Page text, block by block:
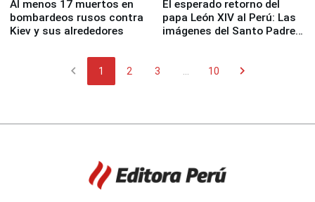
Al menos 17 muertos en
bombardeos rusos contra
Kiev y sus alrededores
El esperado retorno del
papa León XIV al Perú: Las
imágenes del Santo Padre
chevron_left 1 2 3 10 chevron_right